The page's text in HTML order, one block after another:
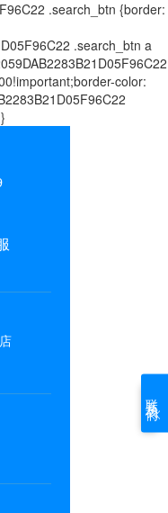
.search_btn {border:
.search_btn a
color: